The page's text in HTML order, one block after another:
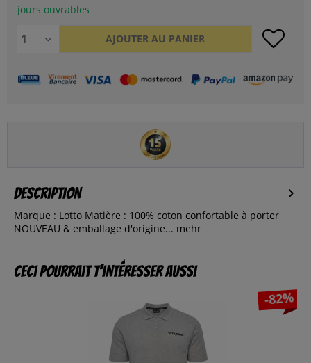
jours ouvrables
AJOUTER AU PANIER
Description
Marque : Lotto Matière : 100% coton confortable à porter
NOUVEAU & emballage d'origine... mehr
Ceci pourrait t’intéresser aussi
-82%